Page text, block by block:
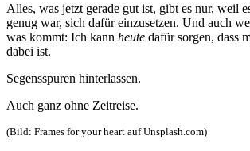
Alles, was jetzt gerade gut ist, gibt es nur, weil
genug war, sich dafür einzusetzen. Und auch
was kommt: Ich kann heute dafür sorgen, dass
dabei ist.
Segensspuren hinterlassen.
Auch ganz ohne Zeitreise.
(Bild: Frames for your heart auf Unsplash.com)